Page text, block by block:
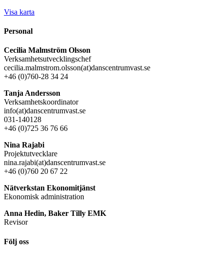
Visa karta
Personal
Cecilia Malmström Olsson
Verksamhetsutvecklingschef
cecilia.malmstrom.olsson(at)danscentrumvast.se
+46 (0)760-28 34 24
Tanja Andersson
Verksamhetskoordinator
info(at)danscentrumvast.se
031-140128
+46 (0)725 36 76 66
Nina Rajabi
Projektutvecklare
nina.rajabi(at)danscentrumvast.se
+46 (0)760 20 67 22
Nätverkstan Ekonomitjänst
Ekonomisk administration
Anna Hedin, Baker Tilly EMK
Revisor
Följ oss